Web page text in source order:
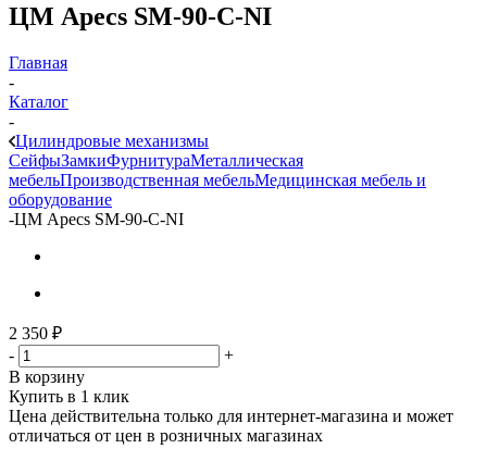
ЦМ Apecs SM-90-C-NI
Главная
-
Каталог
-
Цилиндровые механизмы
СейфыЗамкиФурнитураМеталлическая
мебельПроизводственная мебельМедицинская мебель и
оборудование
-ЦМ Apecs SM-90-C-NI
2 350 ₽
-
+
В корзину
Купить в 1 клик
Цена действительна только для интернет-магазина и может
отличаться от цен в розничных магазинах